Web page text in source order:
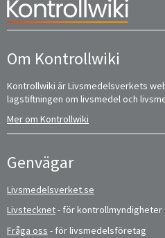
Om Kontrollwiki
Kontrollwiki är Livsmedelsverkets
lagstiftningen om livsmedel och
Mer om Kontrollwiki
Genvägar
Livsmedelsverket.se
Livstecknet- för kontrollmyndigheter
Fråga oss - för livsmedelsföretag